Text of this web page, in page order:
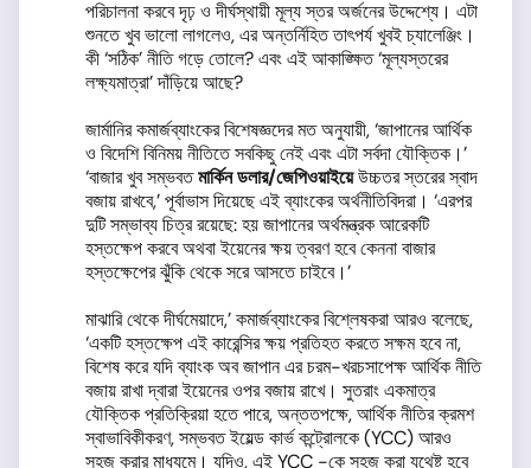
পরিচালনা করবে দৃঢ় ও দীর্ঘস্থায়ী মূল্য স্তর অর্জনের উদ্দেশ্যে। এটা
শুনতে খুব ভালো লাগলেও, এর অন্তর্নিহিত তাৎপর্য খুবই চ্যালেঞ্জিং।
কী ‘সঠিক’ নীতি গড়ে তোলে? এবং এই আকাঙ্ক্ষিত ‘মূল্যস্তরের
লক্ষ্যমাত্রা’ দাঁড়িয়ে আছে?
জার্মানির কমার্জব্যাংকের বিশেষজ্ঞদের মত অনুযায়ী, ‘জাপানের আর্থিক
ও বিদেশি বিনিময় নীতিতে সবকিছু নেই এবং এটা সর্বদা যৌক্তিক।’
‘বাজার খুব সম্ভবতমার্কিন ডলার/জেপিওয়াইয়েউচ্চতর স্তরের স্বাদ
বজায় রাখবে,’ পূর্বাভাস দিয়েছে এই ব্যাংকের অর্থনীতিবিদরা। ‘এরপর
দুটি সম্ভাব্য চিত্র রয়েছে: হয় জাপানের অর্থমন্ত্রক আরেকটি
হস্তক্ষেপ করবে অথবা ইয়েনের ক্ষয় ত্বরণ হবে কেননা বাজার
হস্তক্ষেপের ঝুঁকি থেকে সরে আসতে চাইবে।’
মাঝারি থেকে দীর্ঘমেয়াদে,’ কমার্জব্যাংকের বিশ্লেষকরা আরও বলেছে,
‘একটি হস্তক্ষেপ এই কারেন্সির ক্ষয় প্রতিহত করতে সক্ষম হবে না,
বিশেষ করে যদি ব্যাংক অব জাপান এর চরম-খরচসাপেক্ষ আর্থিক নীতি
বজায় রাখা দ্বারা ইয়েনের ওপর বজায় রাখে। সুতরাং একমাত্র
যৌক্তিক প্রতিক্রিয়া হতে পারে, অন্ততপক্ষে, আর্থিক নীতির ক্রমশ
স্বাভাবিকীকরণ, সম্ভবত ইয়েল্ড কার্ভ কন্ট্রোলকে (YCC) আরও
সহজ করার মাধ্যমে। যদিও, এই YCC -কে সহজ করা যথেষ্ট হবে